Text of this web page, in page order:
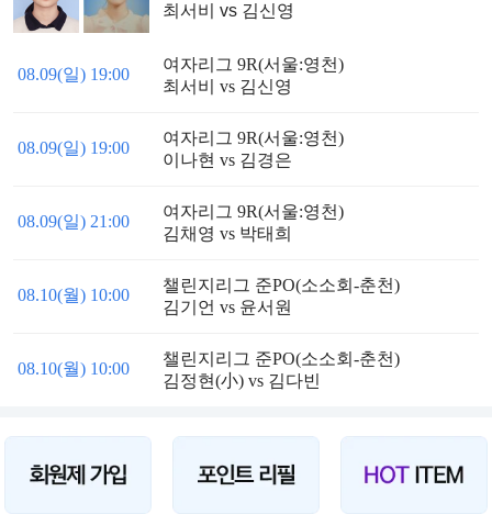
최서비 vs 김신영
08.09(일) 19:00
여자리그 9R(서울:영천)
최서비 vs 김신영
08.09(일) 19:00
여자리그 9R(서울:영천)
이나현 vs 김경은
08.09(일) 21:00
여자리그 9R(서울:영천)
김채영 vs 박태희
08.10(월) 10:00
챌린지리그 준PO(소소회-춘천)
김기언 vs 윤서원
08.10(월) 10:00
챌린지리그 준PO(소소회-춘천)
김정현(小) vs 김다빈